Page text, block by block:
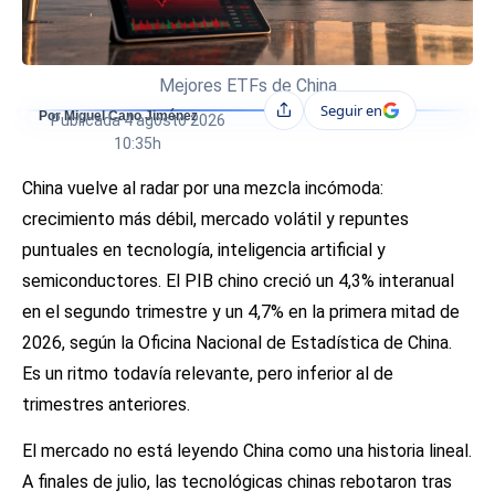
Mejores ETFs de China
Por Miguel Cano Jiménez
Publicada4 agosto 2026
10:35h
CompartirSeguir en
China vuelve al radar por una mezcla incómoda:
crecimiento más débil, mercado volátil y repuntes
puntuales en tecnología, inteligencia artificial y
semiconductores. El PIB chino creció un 4,3% interanual
en el segundo trimestre y un 4,7% en la primera mitad de
2026, según la Oficina Nacional de Estadística de China.
Es un ritmo todavía relevante, pero inferior al de
trimestres anteriores.
El mercado no está leyendo China como una historia lineal.
A finales de julio, las tecnológicas chinas rebotaron tras